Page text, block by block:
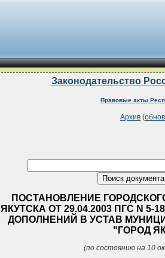
Законодательство
Правовые акты
Архив (
ПОСТАНОВЛЕНИЕ
ЯКУТСКА ОТ 29.04.2003 ПГС N
ДОПОЛНЕНИЙ В УСТАВ
"ГОРОД
(по состоянию на 10